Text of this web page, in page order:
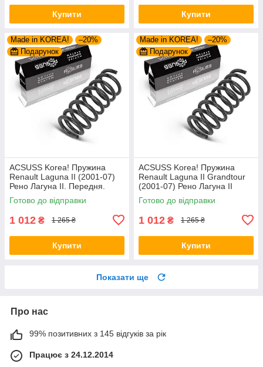
Купити Купити
Made in KOREA!
–20%
Подарунок
ACSUSS Korea! Пружина
Renault Laguna II (2001-07)
Рено Лагуна II. Передня.
4072936 , RH2710 , 997898.
Аксусс Корея
Готово до відправки
1 012 ₴ 1 265 ₴
Купити
Made in KOREA!
–20%
Подарунок
ACSUSS Korea! Пружина
Renault Laguna II Grandtour
(2001-07) Рено Лагуна II
Грандтур. Передня. 4072936
, RH2710 , 997898. Аксусс
Готово до відправки
1 012 ₴ 1 265 ₴
Купити
Показати ще
Про нас
99% позитивних з 145 відгуків за рік
Працює з 24.12.2014